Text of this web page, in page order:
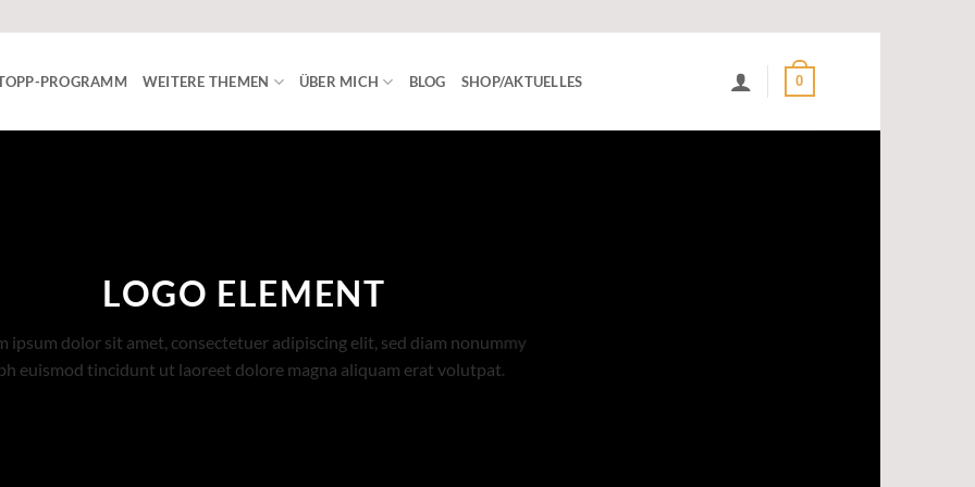
PROGRAMM WEITERE THEMEN ÜBER MICH BLOG SHOP/AKTUELLES 0
LOGO ELEMENT
ipsum dolor sit amet, consectetuer adipiscing elit, sed diam nonummy
euismod tincidunt ut laoreet dolore magna aliquam erat volutpat.